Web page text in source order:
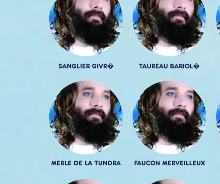
SANGLIER GIVR� TAUREAU BARIOL�
MERLE DE LA TUNDRA FAUCON MERVEILLEUX